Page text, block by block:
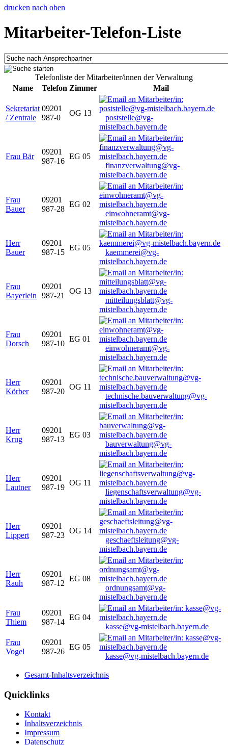
drucken nach oben
Mitarbeiter-Telefon-Liste
Telefonliste der Mitarbeiter/innen der Verwaltung
Name
Telefon Zimmer Mail
Sekretariat
/ Zentrale
09201
987-0
OG 13
poststelle@vg-
mistelbach.bayern.de
Frau Bär
09201
987-16
EG 05
finanzverwaltung@vg-
mistelbach.bayern.de
Frau
Bauer
09201
987-28
EG 02
einwohneramt@vg-
mistelbach.bayern.de
Herr
Bauer
09201
987-15
EG 05
kaemmerei@vg-
mistelbach.bayern.de
Frau
Bayerlein
09201
987-21
OG 13
mitteilungsblatt@vg-
mistelbach.bayern.de
Frau
Dorsch
09201
987-10
EG 01
einwohneramt@vg-
mistelbach.bayern.de
Herr
Körber
09201
987-20
OG 11
technische.bauverwaltung@vg-
mistelbach.bayern.de
Herr
Krug
09201
987-13
EG 03
bauverwaltung@vg-
mistelbach.bayern.de
Herr
Lautner
09201
987-19
OG 11
liegenschaftsverwaltung@vg-
mistelbach.bayern.de
Herr
Lippert
09201
987-23
OG 14
geschaeftsleitung@vg-
mistelbach.bayern.de
Herr
Rauh
09201
987-12
EG 08
ordnungsamt@vg-
mistelbach.bayern.de
Frau
Thiem
09201
987-14
EG 04
kasse@vg-mistelbach.bayern.de
Frau
Vogel
09201
987-26
EG 05
kasse@vg-mistelbach.bayern.de
Gesamt-Inhaltsverzeichnis
Quicklinks
Kontakt
Inhaltsverzeichnis
Impressum
Datenschutz